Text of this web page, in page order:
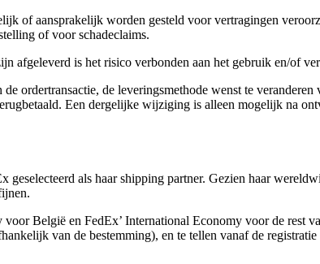
of aansprakelijk worden gesteld voor vertragingen
of voor schadeclaims.
afgeleverd is het risico verbonden aan het gebruik en/of
ordertransactie, de leveringsmethode wenst te
Een dergelijke wijziging is alleen mogelijk na
als haar shipping partner. Gezien haar
België en FedEx’ International Economy voor de
van de bestemming), en te tellen vanaf de